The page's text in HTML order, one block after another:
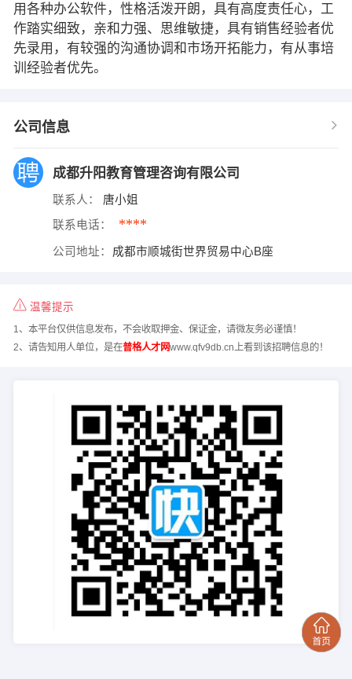
用各种办公软件，性格活泼开朗，具有高度责任心，工
作踏实细致，亲和力强、思维敏捷，具有销售经验者优
先录用，有较强的沟通协调和市场开拓能力，有从事培
训经验者优先。
公司信息
成都升阳教育管理咨询有限公司
联系人： 唐小姐
联系电话： ****
公司地址： 成都市顺城街世界贸易中心B座
温馨提示
1、本平台仅供信息发布，不会收取押金、保证金，请微友务必谨慎！
2、请告知用人单位，是在普格人才网www.qfv9db.cn上看到该招聘信息的！